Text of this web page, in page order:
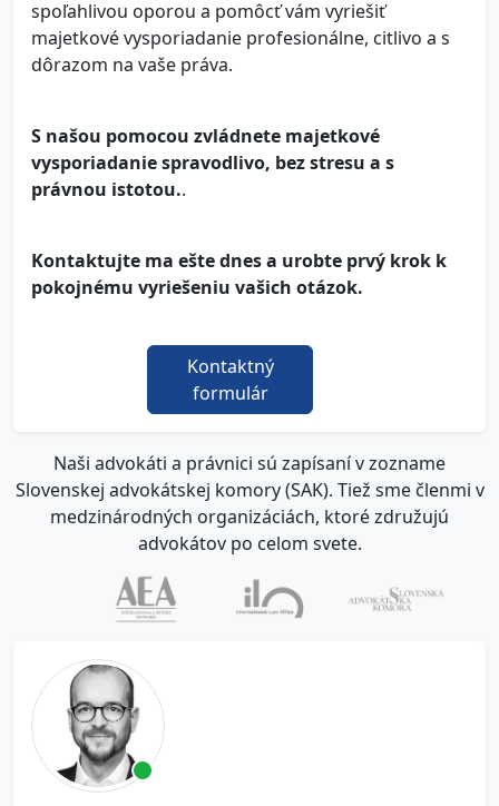
spoľahlivou oporou a pomôcť vám vyriešiť
majetkové vysporiadanie profesionálne, citlivo a s
dôrazom na vaše práva.
S našou pomocou zvládnete majetkové
vysporiadanie spravodlivo, bez stresu a s
právnou istotou..
Kontaktujte ma ešte dnes a urobte prvý krok k
pokojnému vyriešeniu vašich otázok.
Kontaktný
formulár
Naši advokáti a právnici sú zapísaní v zozname
Slovenskej advokátskej komory (SAK). Tiež sme členmi v
medzinárodných organizáciách, ktoré združujú
advokátov po celom svete.